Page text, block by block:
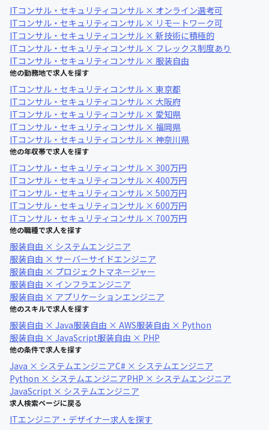
ITコンサル・セキュリティコンサル × オンライン選考可
ITコンサル・セキュリティコンサル × リモートワーク可
ITコンサル・セキュリティコンサル × 新技術に積極的
ITコンサル・セキュリティコンサル × フレックス制度あり
ITコンサル・セキュリティコンサル × 服装自由
他の勤務地で求人を探す
ITコンサル・セキュリティコンサル × 東京都
ITコンサル・セキュリティコンサル × 大阪府
ITコンサル・セキュリティコンサル × 愛知県
ITコンサル・セキュリティコンサル × 福岡県
ITコンサル・セキュリティコンサル × 神奈川県
他の年収帯で求人を探す
ITコンサル・セキュリティコンサル × 300万円
ITコンサル・セキュリティコンサル × 400万円
ITコンサル・セキュリティコンサル × 500万円
ITコンサル・セキュリティコンサル × 600万円
ITコンサル・セキュリティコンサル × 700万円
他の職種で求人を探す
服装自由 × システムエンジニア
服装自由 × サーバーサイドエンジニア
服装自由 × プロジェクトマネージャー
服装自由 × インフラエンジニア
服装自由 × アプリケーションエンジニア
他のスキルで求人を探す
服装自由 × Java服装自由 × AWS服装自由 × Python
服装自由 × JavaScript服装自由 × PHP
他の条件で求人を探す
Java × システムエンジニアC# × システムエンジニア
Python × システムエンジニアPHP × システムエンジニア
JavaScript × システムエンジニア
求人検索ページに戻る
ITエンジニア・デザイナー求人を探す